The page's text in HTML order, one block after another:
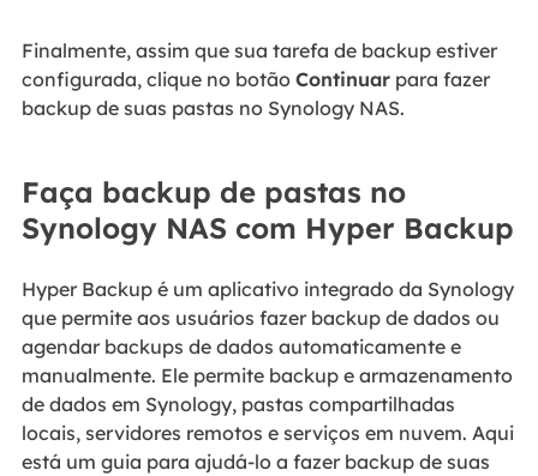
Finalmente, assim que sua tarefa de backup estiver
configurada, clique no botão Continuarpara fazer
backup de suas pastas no Synology NAS.
Faça backup de pastas no
Synology NAS com Hyper Backup
Hyper Backup é um aplicativo integrado da Synology
que permite aos usuários fazer backup de dados ou
agendar backups de dados automaticamente e
manualmente. Ele permite backup e armazenamento
de dados em Synology, pastas compartilhadas
locais, servidores remotos e serviços em nuvem. Aqui
está um guia para ajudá-lo a fazer backup de suas